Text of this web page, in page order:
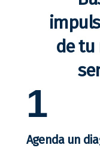
de tu
1
Agenda un